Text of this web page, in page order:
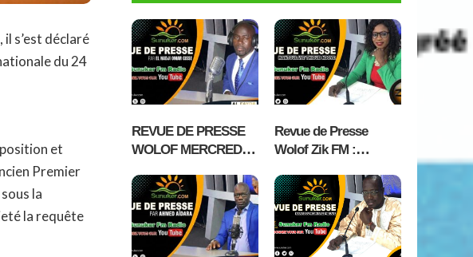
s’est déclaré
du 24
et
Premier
la
la requête
REVUE DE PRESSE
WOLOF MERCREDI
EL HADJI OMAR
CISSE RADIO
ALFAYDA FM
KAOLACK
Revue de Presse
Wolof Zik FM :
avec Mantoulaye
Thioub Ndoye